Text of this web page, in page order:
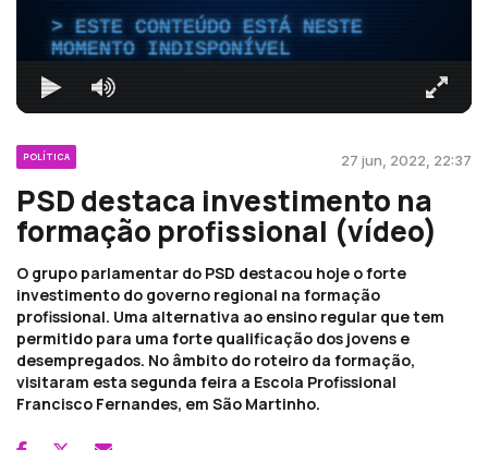
ESTE CONTEÚDO ESTÁ NESTE
MOMENTO INDISPONÍVEL
POLÍTICA 27 jun, 2022, 22:37
PSD destaca investimento na
formação profissional (vídeo)
O grupo parlamentar do PSD destacou hoje o forte
investimento do governo regional na formação
profissional. Uma alternativa ao ensino regular que tem
permitido para uma forte qualificação dos jovens e
desempregados. No âmbito do roteiro da formação,
visitaram esta segunda feira a Escola Profissional
Francisco Fernandes, em São Martinho.